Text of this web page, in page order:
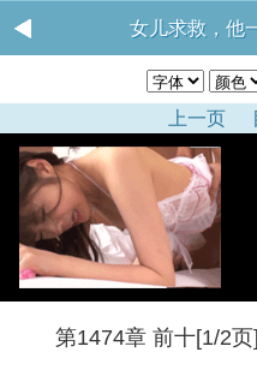
女儿求救，他
上一页
第1474章 前十[1/2页]